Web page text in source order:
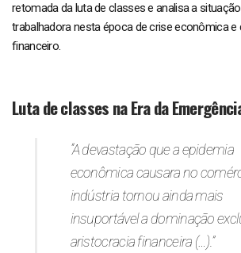
retomada da luta de classes e analisa a
trabalhadora nesta época de crise econômica
financeiro.
Luta de classes na Era da
“A devastação que a epidemia
econômica causara no
indústria tornou ainda mais
insuportável a dominação
aristocracia financeira (…).”